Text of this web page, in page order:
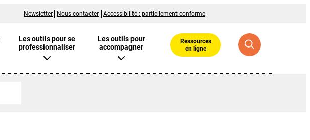
Newsletter Nous contacter Accessibilité : partiellement conforme
Les outils pour se
professionnaliser
Les outils pour
accompagner
Ressources
en ligne